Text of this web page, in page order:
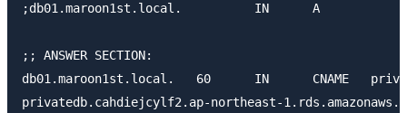
;db01.maroon1st.local.          IN      A
;; ANSWER SECTION:
db01.maroon1st.local.   60      IN      CNAME
privatedb.cahdiejcylf2.ap-northeast-